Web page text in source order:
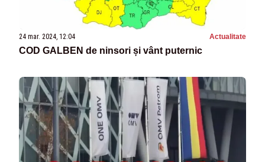
24 mar. 2024, 12:04 Actualitate
COD GALBEN de ninsori și vânt puternic